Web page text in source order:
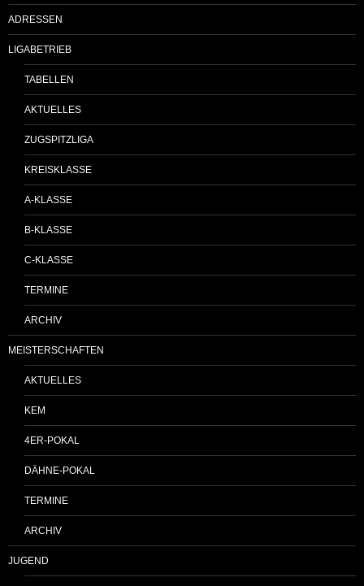
ADRESSEN
LIGABETRIEB
TABELLEN
AKTUELLES
ZUGSPITZLIGA
KREISKLASSE
A-KLASSE
B-KLASSE
C-KLASSE
TERMINE
ARCHIV
MEISTERSCHAFTEN
AKTUELLES
KEM
4ER-POKAL
DÄHNE-POKAL
TERMINE
ARCHIV
JUGEND